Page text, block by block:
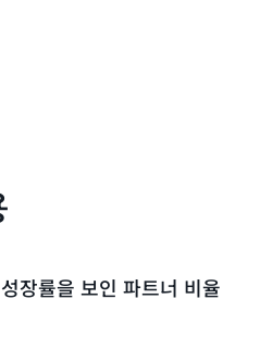
장률을 보인 파트너 비율